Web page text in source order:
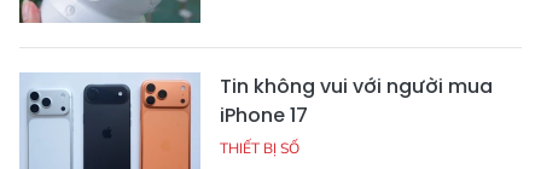
Tin không vui với người mua
iPhone 17
THIẾT BỊ SỐ